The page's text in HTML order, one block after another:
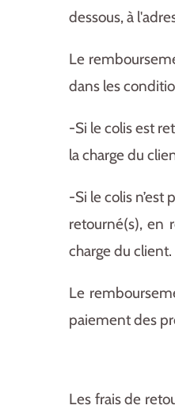
dessous, à
Le
dans les
-Si le colis est
la charge du
-Si le colis
retourné(s), en
charge du client.
Le
paiement des
Les frais de